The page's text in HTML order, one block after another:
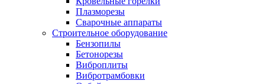
Плазморезы
Сварочные аппараты
Строительное оборудование
Бензопилы
Бетонорезы
Виброплиты
Вибротрамбовки